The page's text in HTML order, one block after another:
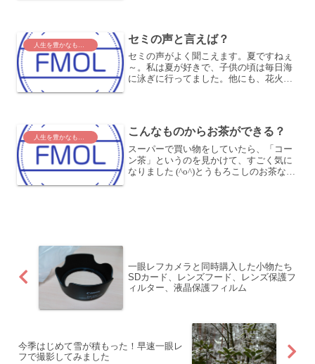
セミの声と言えば？
セミの声がよく聞こえます。夏ですねぇ
～。私は夏が好きで、子供の頃は毎日海
に泳ぎに行ってました。他にも、花火を
は、私の中で、セミの声 =...
人生を豊かなものに こんなものからお茶ができる？
スーパーで買い物をしていたら、「コー
ン茶」というのを見かけて、すごく気に
なりました (^o^)とうもろこしのお茶なん
一眼レフカメラと同時購入した小物たち
SDカード、レンズフード、レンズ保護フ
ィルター、液晶保護フィルム
今季はじめて雪が積もった！早速一眼レ
フで撮影してみました